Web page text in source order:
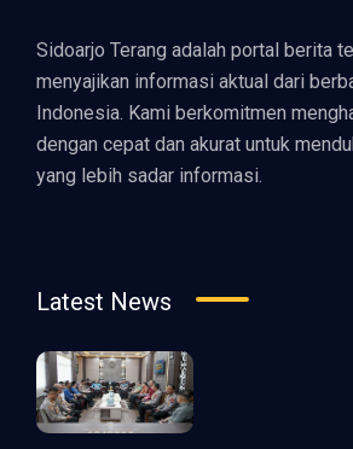
Sidoarjo Terang adalah portal berita
menyajikan informasi aktual dari
Indonesia. Kami berkomitmen
dengan cepat dan akurat untuk
yang lebih sadar informasi.
Latest News